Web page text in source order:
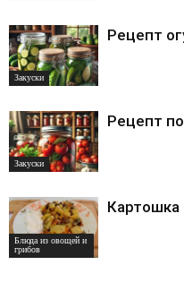
Закуски
Рецепт
Закуски
Рецепт
Блюда из овощей и
грибов
Картошка